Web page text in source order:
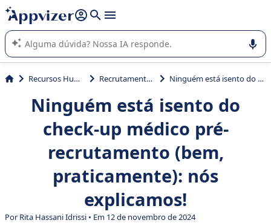
de nossa IA (várias linhas com
A IA do Appvizer o orienta no uso ou na seleção de software
SaaS para sua empresa.
Recursos Humanos (RH) Recrutamento e Seleção Ninguém está isento do check-up médico pré-recrutamento (bem, praticamente): nós explicamos!
Ninguém está isento do
check-up médico pré-
recrutamento (bem,
praticamente): nós
explicamos!
Por Rita Hassani Idrissi • Em 12 de novembro de 2024